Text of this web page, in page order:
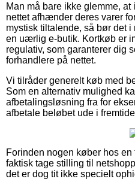
Man må bare ikke glemme,
nettet afhænder deres varer
mystisk tiltalende, så bør det
en uærlig e-butik. Kortkøb er
regulativ, som garanterer dig
forhandlere på nettet.
Vi tilråder generelt køb med
Som en alternativ mulighed
afbetalingsløsning fra for
afbetale beløbet ude i
Forinden nogen køber hos
faktisk tage stilling til
det er dog tit ikke specielt